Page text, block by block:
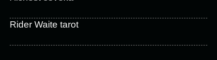
Rider Waite tarot